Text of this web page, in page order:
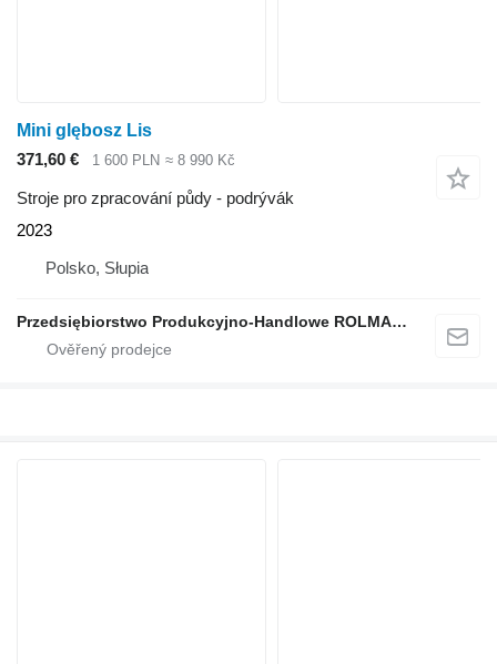
Mini glębosz Lis
371,60 €
1 600 PLN ≈ 8 990 Kč
Stroje pro zpracování půdy - podrývák
2023
Polsko, Słupia
Przedsiębiorstwo Produkcyjno-Handlowe ROLMAPOL Marcin Dziekan